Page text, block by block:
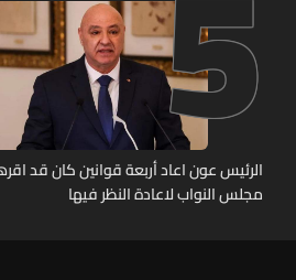
الرئيس عون اعاد أربعة قوانين كان قد
مجلس النواب لاعادة النظر فيها